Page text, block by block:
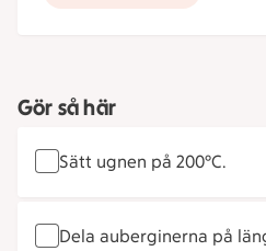
Gör så här
Sätt ugnen på 200°C.
Dela auberginerna på